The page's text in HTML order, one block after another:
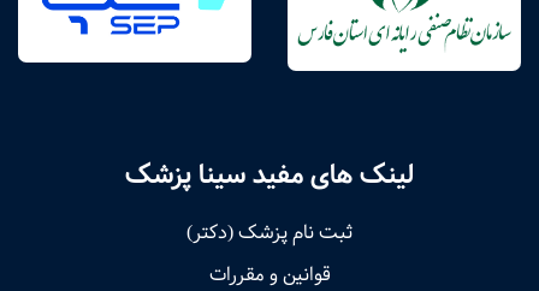
لینک های مفید سینا پزشک
ثبت نام پزشک (دکتر)
قوانین و مقررات